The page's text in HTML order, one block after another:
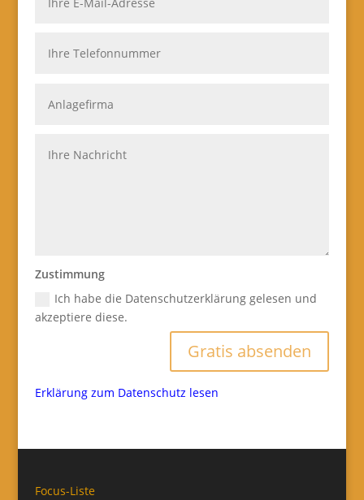
Zustimmung
Ich habe die Datenschutzerklärung gelesen und
akzeptiere diese.
Gratis absenden
Erklärung zum Datenschutz lesen
Focus-Liste